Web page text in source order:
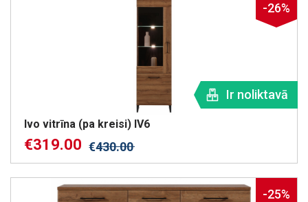
-26%
Ir noliktavā
Ivo vitrīna (pa kreisi) IV6
€319.00 €430.00
-25%